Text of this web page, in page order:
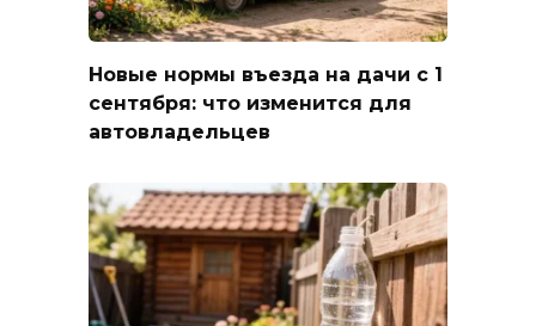
Новые нормы въезда на дачи с 1
сентября: что изменится для
автовладельцев